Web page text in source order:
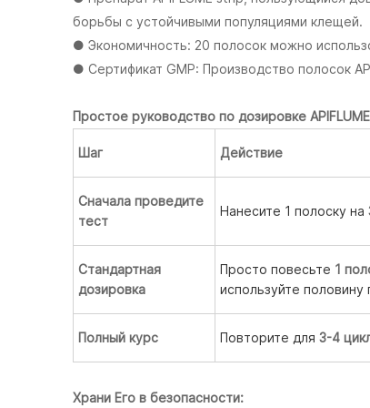
борьбы с устойчивыми популяциями клещей.
● Экономичность: 20 полосок можно
● Сертификат GMP: Производство полосок
Простое руководство по дозировке
Шаг Действие
Сначала проведите
тест
Нанесите 1 полоску на
Стандартная
дозировка
Просто повесьте 1
используйте половину
Полный курс Повторите для 3-4
Храни Его в безопасности: